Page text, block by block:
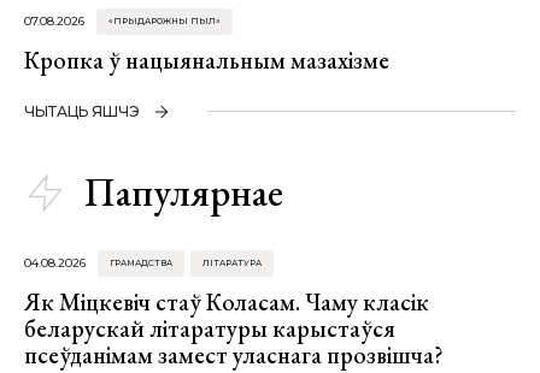
07.08.2026 «ПРЫДАРОЖНЫ ПЫЛ»
Кропка ў нацыянальным мазахізме
ЧЫТАЦЬ ЯШЧЭ
Папулярнае
04.08.2026 ГРАМАДСТВА ЛІТАРАТУРА
Як Міцкевіч стаў Коласам. Чаму класік
беларускай літаратуры карыстаўся
псеўданімам замест уласнага прозвішча?